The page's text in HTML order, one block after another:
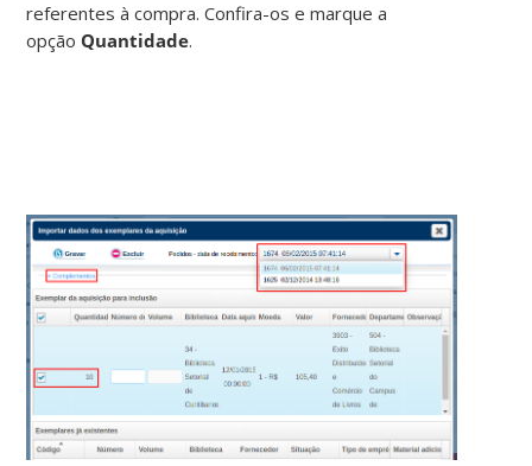
referentes à compra. Confira-os e marque a
opção Quantidade.